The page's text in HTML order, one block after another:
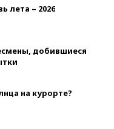
лета – 2026
добившиеся
на курорте?